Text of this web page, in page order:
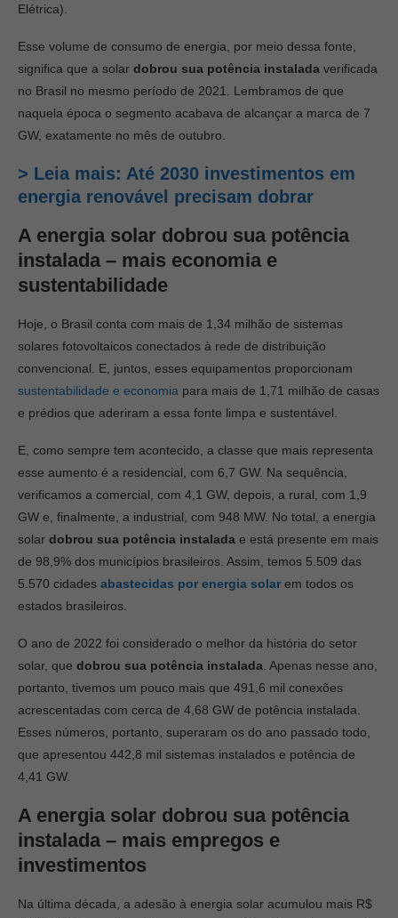
Elétrica).
Esse volume de consumo de energia, por meio dessa fonte,
significa que a solar dobrou sua potência instalada verificada
no Brasil no mesmo período de 2021. Lembramos de que
naquela época o segmento acabava de alcançar a marca de 7
GW, exatamente no mês de outubro.
> Leia mais: Até 2030 investimentos em
energia renovável precisam dobrar
A energia solar dobrou sua potência
instalada – mais economia e
sustentabilidade
Hoje, o Brasil conta com mais de 1,34 milhão de sistemas
solares fotovoltaicos conectados à rede de distribuição
convencional. E, juntos, esses equipamentos proporcionam
sustentabilidade e economia para mais de 1,71 milhão de casas
e prédios que aderiram a essa fonte limpa e sustentável.
E, como sempre tem acontecido, a classe que mais representa
esse aumento é a residencial, com 6,7 GW. Na sequência,
verificamos a comercial, com 4,1 GW, depois, a rural, com 1,9
GW e, finalmente, a industrial, com 948 MW. No total, a energia
solar dobrou sua potência instalada e está presente em mais
de 98,9% dos municípios brasileiros. Assim, temos 5.509 das
5.570 cidades abastecidas por energia solar em todos os
estados brasileiros.
O ano de 2022 foi considerado o melhor da história do setor
solar, que dobrou sua potência instalada . Apenas nesse ano,
portanto, tivemos um pouco mais que 491,6 mil conexões
acrescentadas com cerca de 4,68 GW de potência instalada.
Esses números, portanto, superaram os do ano passado todo,
que apresentou 442,8 mil sistemas instalados e potência de
4,41 GW.
A energia solar dobrou sua potência
instalada – mais empregos e
investimentos
Na última década, a adesão à energia solar acumulou mais R$